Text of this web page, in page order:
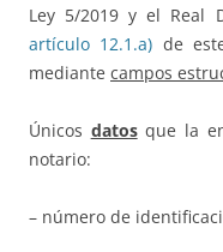
Ley 5/2019 y el Real
artículo 12.1.a) de
mediante campos
Únicos datosque la
notario:
– número de